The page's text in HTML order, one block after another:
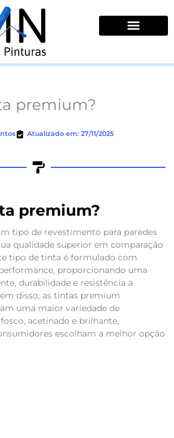
premium?
Atualizado em: 27/11/2025
premium?
tipo de revestimento para paredes
qualidade superior em comparação
tipo de tinta é formulado com
proporcionando uma
durabilidade e resistência a
disso, as tintas premium
uma maior variedade de
acetinado e brilhante,
escolham a melhor opção